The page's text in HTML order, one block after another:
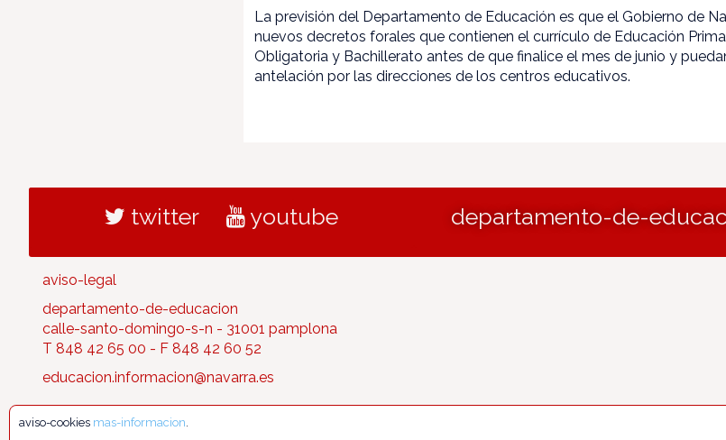
La previsión del Departamento de Educación es que el Gobierno de
nuevos decretos forales que contienen el currículo de Educación
Obligatoria y Bachillerato antes de que finalice el mes de junio y
antelación por las direcciones de los centros educativos.
twitter youtube departamento-de-
aviso-legal
departamento-de-educacion
calle-santo-domingo-s-n - 31001 pamplona
T 848 42 65 00 - F 848 42 60 52
educacion.informacion@navarra.es
aviso-cookies mas-informacion.